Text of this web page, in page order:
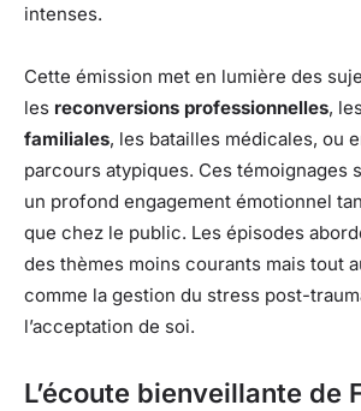
intenses.
Cette émission met en lumière des
les reconversions professionnelles,
familiales, les batailles médicales, ou
parcours atypiques. Ces témoignages
un profond engagement émotionnel
que chez le public. Les épisodes
des thèmes moins courants mais tout
comme la gestion du stress post-
l’acceptation de soi.
L’écoute bienveillante de